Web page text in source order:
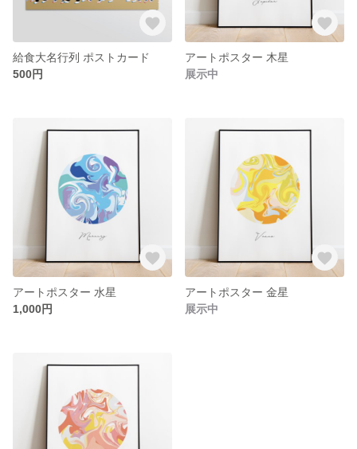
給食大名行列 ポストカード
500円
アートポスター 木星
展示中
アートポスター 水星
1,000円
アートポスター 金星
展示中